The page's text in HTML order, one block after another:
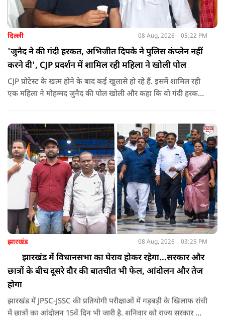
दिल्ली 08 Aug, 2026 05:22 PM
'जुनैद ने की गंदी हरकत, अभिजीत दिपके ने पुलिस कंप्लेन नहीं
करने दी', CJP प्रदर्शन में शामिल रही महिला ने खोली पोल
CJP प्रोटेस्ट के खत्म होने के बाद कई खुलासे हो रहे हैं. इसमें शामिल रही
एक महिला ने मोहम्मद जुनैद की पोल खोली और कहा कि वो गंदी हरकतें
दिया.
झारखंड 08 Aug, 2026 03:25 PM
झारखंड में विधानसभा का घेराव होकर रहेगा...सरकार और
छात्रों के बीच दूसरे दौर की बातचीत भी फेल, आंदोलन और तेज
होगा
झारखंड में JPSC-JSSC की प्रतियोगी परीक्षाओं में गड़बड़ी के खिलाफ रांची
में छात्रों का आंदोलन 15वें दिन भी जारी है. शनिवार को राज्य सरकार और